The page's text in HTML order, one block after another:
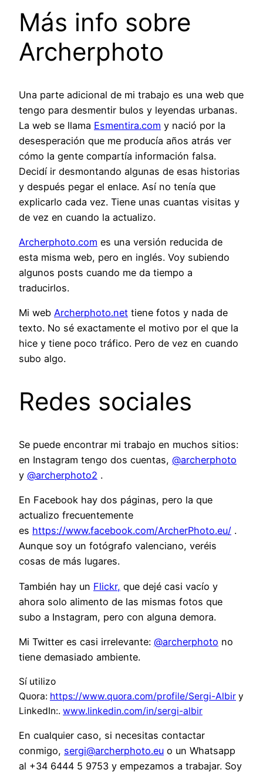
Más info sobre
Archerphoto
Una parte adicional de mi trabajo es una web que
tengo para desmentir bulos y leyendas urbanas.
La web se llama Esmentira.com y nació por la
desesperación que me producía años atrás ver
cómo la gente compartía información falsa.
Decidí ir desmontando algunas de esas historias
y después pegar el enlace. Así no tenía que
explicarlo cada vez. Tiene unas cuantas visitas y
de vez en cuando la actualizo.
Archerphoto.com es una versión reducida de
esta misma web, pero en inglés. Voy subiendo
algunos posts cuando me da tiempo a
traducirlos.
Mi web Archerphoto.net tiene fotos y nada de
texto. No sé exactamente el motivo por el que la
hice y tiene poco tráfico. Pero de vez en cuando
subo algo.
Redes sociales
Se puede encontrar mi trabajo en muchos sitios:
en Instagram tengo dos cuentas, @archerphoto
y @archerphoto2 .
En Facebook hay dos páginas, pero la que
actualizo frecuentemente
es https://www.facebook.com/ArcherPhoto.eu/ .
Aunque soy un fotógrafo valenciano, veréis
cosas de más lugares.
También hay un Flickr, que dejé casi vacío y
ahora solo alimento de las mismas fotos que
subo a Instagram, pero con alguna demora.
Mi Twitter es casi irrelevante: @archerphoto no
tiene demasiado ambiente.
Sí utilizo
Quora: https://www.quora.com/profile/Sergi-Albir y
LinkedIn:. www.linkedin.com/in/sergi-albir
En cualquier caso, si necesitas contactar
conmigo, sergi@archerphoto.eu o un Whatsapp
al +34 6444 5 9753 y empezamos a trabajar. Soy